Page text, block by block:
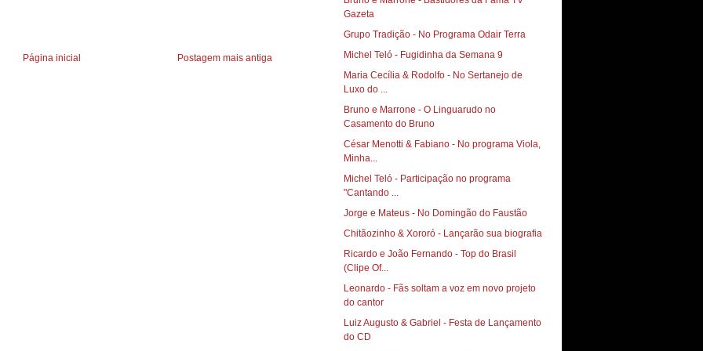
Postagem mais antiga
Página inicial
Gazeta
Grupo Tradição - No Programa Odair Terra
Michel Teló - Fugidinha da Semana 9
Maria Cecília & Rodolfo - No Sertanejo de
Luxo do ...
Bruno e Marrone - O Linguarudo no
Casamento do Bruno
César Menotti & Fabiano - No programa Viola,
Minha...
Michel Teló - Participação no programa
"Cantando ...
Jorge e Mateus - No Domingão do Faustão
Chitãozinho & Xororó - Lançarão sua biografia
Ricardo e João Fernando - Top do Brasil
(Clipe Of...
Leonardo - Fãs soltam a voz em novo projeto
do cantor
Luiz Augusto & Gabriel - Festa de Lançamento
do CD